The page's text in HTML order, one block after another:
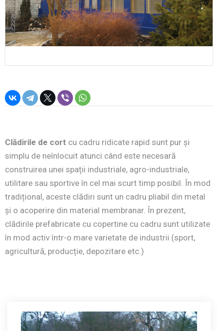
Clădirile de cort cu cadru ridicate rapid sunt pur și
simplu de neînlocuit atunci când este necesară
construirea unei spații industriale, agro-industriale,
utilitare sau sportive în cel mai scurt timp posibil. În mod
tradițional, aceste clădiri sunt un cadru pliabil din metal
și o acoperire din material membranar. În prezent,
clădirile prefabricate cu copertine cu cadru sunt utilizate
în mod activ într-o mare varietate de industrii (sport,
agricultură, producție, depozitare etc.)